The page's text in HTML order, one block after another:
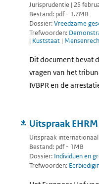
Jurisprudentie | 25
Bestand: pdf - 1.7MB
Dossier:Vreedzame
Trefwoorden:
| Kuststaat |
Dit document bevat
vragen van het
IVBPR en de
Uitspraak
Uitspraak
Bestand: pdf - 1MB
Dossier: Individuen en
Trefwoorden: